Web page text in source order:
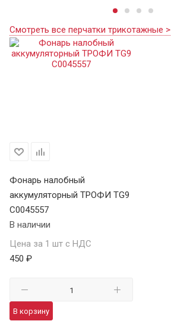
Смотреть все перчатки трикотажные >
Фонарь налобный
аккумуляторный ТРОФИ TG9
C0045557
В наличии
Цена за 1 шт с НДС
450 ₽
В корзину